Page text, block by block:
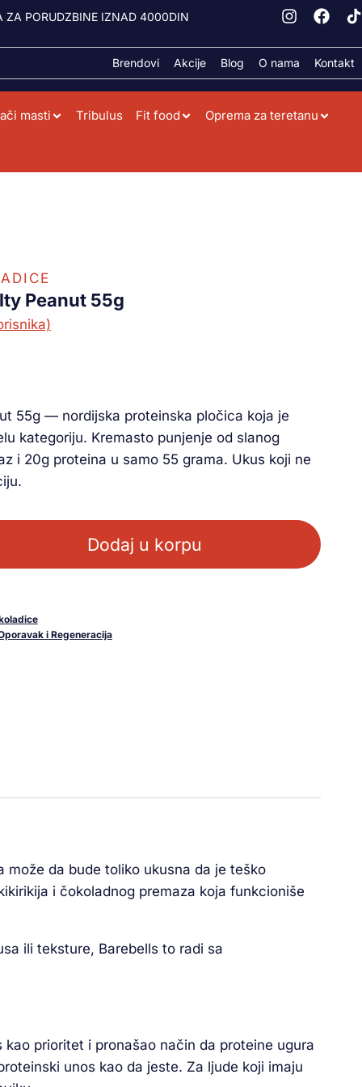
ZA PORUDZBINE IZNAD 4000DIN
Brendovi Akcije Blog O nama Kontakt
masti Tribulus Fit food Oprema za teretanu
Peanut 55g
55g — nordijska proteinska pločica koja je
kategoriju. Kremasto punjenje od slanog
i 20g proteina u samo 55 grama. Ukus koji ne
Dodaj u korpu
i Regeneracija
može da bude toliko ukusna da je teško
i čokoladnog premaza koja funkcioniše
ili teksture, Barebells to radi sa
prioritet i pronašao način da proteine ugura
unos kao da jeste. Za ljude koji imaju